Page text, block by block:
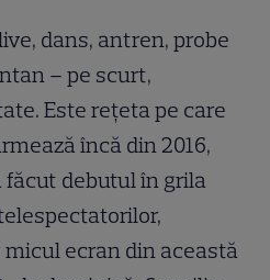
dans, antren, probe
– pe scurt,
Este reţeta pe care
încă din 2016,
debutul în grila
ecran din această